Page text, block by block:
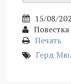
15/08/
Печать
Герд